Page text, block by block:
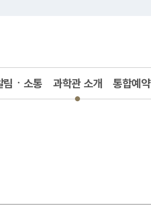
림ㆍ소통 과학관 소개 통합예약